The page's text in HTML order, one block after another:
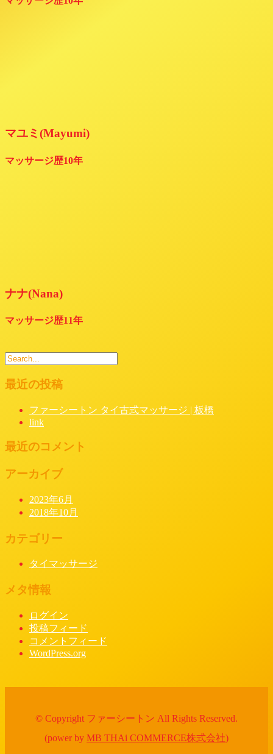
マユミ(Mayumi)
マッサージ歴10年
ナナ(Nana)
マッサージ歴11年
最近の投稿
ファーシートン タイ古式マッサージ | 板橋
link
最近のコメント
アーカイブ
2023年6月
2018年10月
カテゴリー
タイマッサージ
メタ情報
ログイン
投稿フィード
コメントフィード
WordPress.org
© Copyright ファーシートン All Rights Reserved.
(power by MB THAi COMMERCE株式会社)